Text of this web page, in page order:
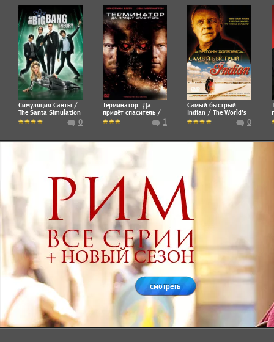
Симуляция Санты /
The Santa Simulation
0
Терминатор: Да
придёт спаситель /
Terminator Salvation1
Самый быстрый
Indian / The World's
Fastest Indian
0
смотреть